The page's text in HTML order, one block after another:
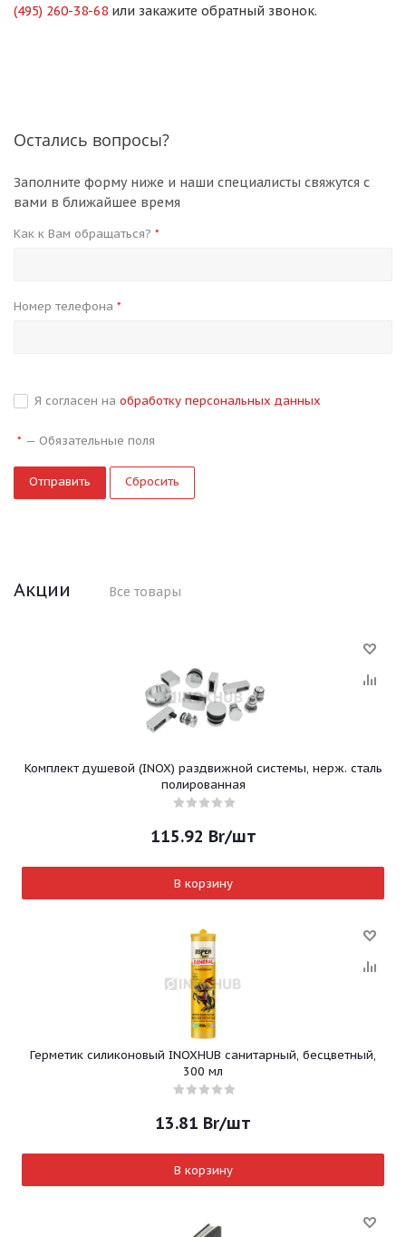
(495) 260-38-68 или закажите обратный звонок.
Остались вопросы?
Заполните форму ниже и наши специалисты свяжутся с
вами в ближайшее время
Как к Вам обращаться? *
Номер телефона *
Я согласен на обработку персональных данных
* — Обязательные поля
Сбросить
Акции Все товары
Комплект душевой (INOX) раздвижной системы, нерж. сталь
полированная
115.92 Br/шт
В корзину
Герметик силиконовый INOXHUB санитарный, бесцветный,
300 мл
13.81 Br/шт
В корзину